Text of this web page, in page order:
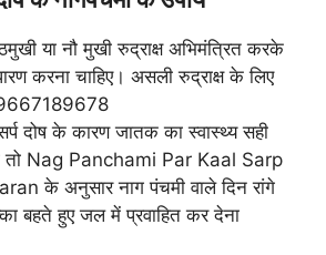
या नौ मुखी रुद्राक्ष अभिमंत्रित करके
करना चाहिए। असली रुद्राक्ष के लिए
दोष के कारण जातक का स्वास्थ्य सही
तो Nag Panchami Par Kaal Sarp
के अनुसार नाग पंचमी वाले दिन रांगे
बहते हुए जल में प्रवाहित कर देना